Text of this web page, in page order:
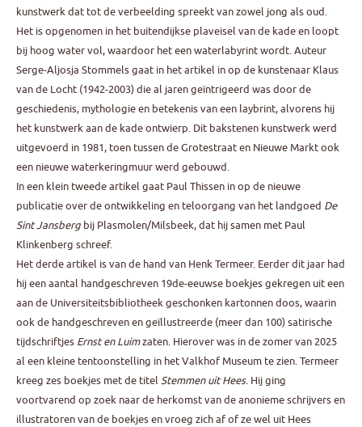
kunstwerk dat tot de verbeelding spreekt van zowel jong als oud.
Het is opgenomen in het buitendijkse plaveisel van de kade en loopt
bij hoog water vol, waardoor het een waterlabyrint wordt. Auteur
Serge-Aljosja Stommels gaat in het artikel in op de kunstenaar Klaus
van de Locht (1942-2003) die al jaren geïntrigeerd was door de
geschiedenis, mythologie en betekenis van een laybrint, alvorens hij
het kunstwerk aan de kade ontwierp. Dit bakstenen kunstwerk werd
uitgevoerd in 1981, toen tussen de Grotestraat en Nieuwe Markt ook
een nieuwe waterkeringmuur werd gebouwd.
In een klein tweede artikel gaat Paul Thissen in op de nieuwe
publicatie over de ontwikkeling en teloorgang van het landgoed De
Sint Jansberg bij Plasmolen/Milsbeek, dat hij samen met Paul
Klinkenberg schreef.
Het derde artikel is van de hand van Henk Termeer. Eerder dit jaar had
hij een aantal handgeschreven 19de-eeuwse boekjes gekregen uit een
aan de Universiteitsbibliotheek geschonken kartonnen doos, waarin
ook de handgeschreven en geïllustreerde (meer dan 100) satirische
tijdschriftjes Ernst en Luimzaten. Hierover was in de zomer van 2025
al een kleine tentoonstelling in het Valkhof Museum te zien. Termeer
kreeg zes boekjes met de titelStemmen uit Hees. Hij ging
voortvarend op zoek naar de herkomst van de anonieme schrijvers en
illustratoren van de boekjes en vroeg zich af of ze wel uit Hees